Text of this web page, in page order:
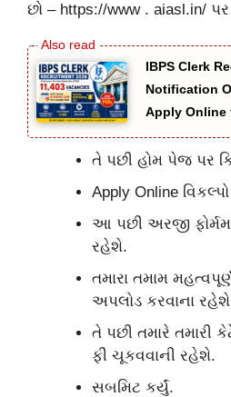
છો – https://www . aiasl.in/
IBPS Clerk
Notification
Apply Online
તે પછી હોમ પેજ પર
Apply Online
આ પછી અરજી
રહેશે.
તમારા તમામ
અપલોડ કરવાના
તે પછી તમારે
ફી ચૂકવવાની રહેશે.
સબમિટ કર્યું.